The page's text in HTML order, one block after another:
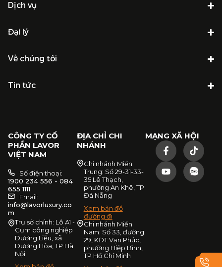
Dịch vụ
Đại lý
Về chúng tôi
Tin tức
CÔNG TY CỔ
PHẦN LAVOR
VIỆT NAM
Số điện thoại:
1900 234 556 - 084
655 1111
Email:
info@lavorluxury.co
m
Trụ sở chính: Lô A1 -
Cụm công nghiệp
Dương Liễu, xã
Dương Hòa, TP Hà
Nội
ĐỊA CHỈ CHI
NHÁNH
Chi nhánh Miền
Trung: Số 29-31-33-
35 Lê Thạch,
phường An Khê, TP
Đà Nẵng
Xem bản đồ
đường đi
Chi nhánh Miền
Nam: Số 33, đường
29, KĐT Vạn Phúc,
phường Hiệp Bình,
TP Hồ Chí Minh
MẠNG XÃ HỘI